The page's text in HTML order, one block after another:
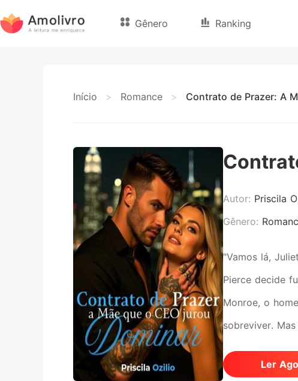
Gênero Ranking
Início > Romance > Contrato de Prazer: A
Autor: Priscila
Gênero:
"Vamos lá,
Pierce decide
Monroe, o
sobreviver.
BDSM onde o
uma proteção.
Ler